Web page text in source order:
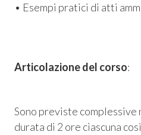
• Esempi pratici di atti
Articolazione del corso:
Sono previste
durata di 2 ore ciascuna